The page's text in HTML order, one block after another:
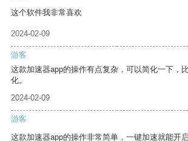
这个软件我非常喜欢
2024-02-09
游客
这款加速器app的操作有点复杂，可以简化一下，
化。
2024-02-09
游客
这款加速器app的操作非常简单，一键加速就能开